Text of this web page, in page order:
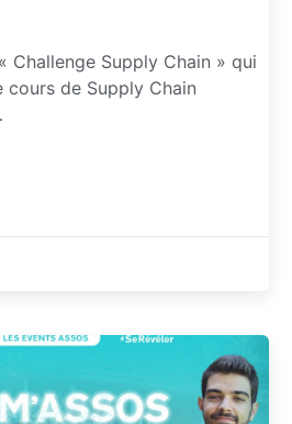
Challenge Supply Chain » qui
cours de Supply Chain